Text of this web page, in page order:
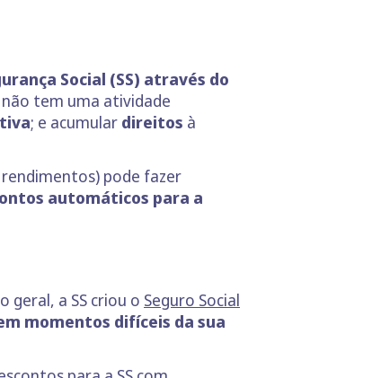
Social (SS) através do
tem uma atividade
; e acumular direitos à
pode fazer
automáticos para a
a SS criou o Seguro Social
momentos difíceis da sua